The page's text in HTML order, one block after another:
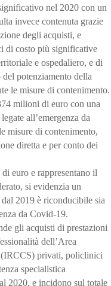
nel 2020 con un
invece contenuta grazie
degli acquisti, e
di costo più significative
e ospedaliero, e di
potenziamento della
le misure di contenimento.
milioni di euro con una
all’emergenza da
misure di contenimento,
diretta e per conto dei
euro e rappresentano il
si evidenzia un
2019 è riconducibile sia
da Covid-19.
gli acquisti di prestazioni
dell’Area
(IRCCS) privati, policlinici
specialistica
2020, e incidono sul totale